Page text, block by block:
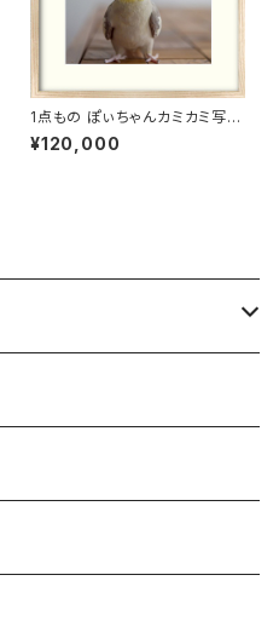
1点もの ぽぃちゃんカミカミ写真
［額装］額＋マット付 【M_0008
p】
¥120,000